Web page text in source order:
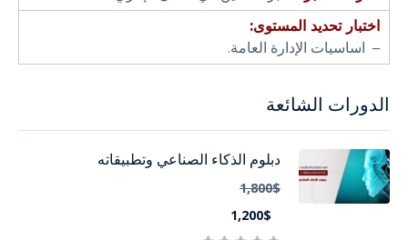
اختبار تحديد المستوى:
– اساسيات الإدارة العامة.
الدورات الشائعة
دبلوم الذكاء الصناعي وتطبيقاته
1,800$
1,200$